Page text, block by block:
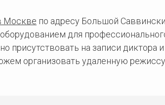
Москве по адресу Большой
для
присутствовать на записи диктора
организовать удаленную